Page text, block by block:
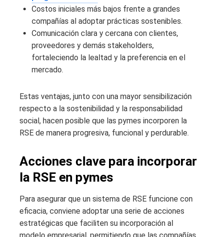
Costos iniciales más bajos frente a grandes
compañías al adoptar prácticas sostenibles.
Comunicación clara y cercana con clientes,
proveedores y demás stakeholders,
fortaleciendo la lealtad y la preferencia en el
mercado.
Estas ventajas, junto con una mayor sensibilización
respecto a la sostenibilidad y la responsabilidad
social, hacen posible que las pymes incorporen la
RSE de manera progresiva, funcional y perdurable.
Acciones clave para incorporar
la RSE en pymes
Para asegurar que un sistema de RSE funcione con
eficacia, conviene adoptar una serie de acciones
estratégicas que faciliten su incorporación al